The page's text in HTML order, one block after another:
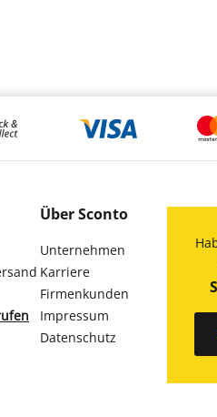
Über Sconto
Unternehmen
Karriere
Firmenkunden
Impressum
Datenschutz